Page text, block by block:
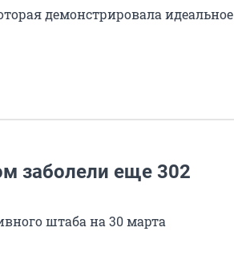
демонстрировала идеальное
заболели еще 302
штаба на 30 марта